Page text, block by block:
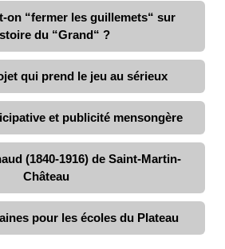
on “fermer les guillemets“ sur
du “Grand“ ?
qui prend le jeu au sérieux
et publicité mensongère
(1840-1916) de Saint-Martin-
Château
pour les écoles du Plateau